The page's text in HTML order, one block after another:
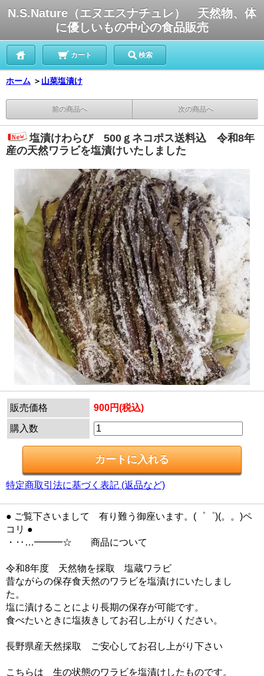
N.S.Nature（エヌエスナチュレ） 天然物、体
に優しいもの中心の食品販売
カート 検索
ホーム ＞ 山菜塩漬け
前の商品へ 次の商品へ
塩漬けわらび 500ｇネコポス送料込 令和8年
産の天然ワラビを塩漬けいたしました
販売価格 900円(税込)
購入数
特定商取引法に基づく表記 (返品など)
● ご覧下さいまして 有り難う御座います。(゜゜)(。。)ペ
コリ ●
・‥…━━━☆ 商品について
令和8年度 天然物を採取 塩蔵ワラビ
昔ながらの保存食天然のワラビを塩漬けにいたしまし
た。
塩に漬けることにより長期の保存が可能です。
食べたいときに塩抜きしてお召し上がりください。
長野県産天然採取 ご安心してお召し上がり下さい
こちらは 生の状態のワラビを塩漬けしたものです。